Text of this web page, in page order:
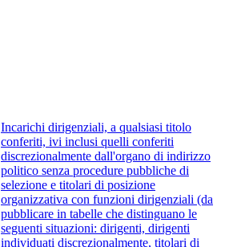
Incarichi dirigenziali, a qualsiasi titolo
conferiti, ivi inclusi quelli conferiti
discrezionalmente dall'organo di indirizzo
politico senza procedure pubbliche di
selezione e titolari di posizione
organizzativa con funzioni dirigenziali (da
pubblicare in tabelle che distinguano le
seguenti situazioni: dirigenti, dirigenti
individuati discrezionalmente, titolari di